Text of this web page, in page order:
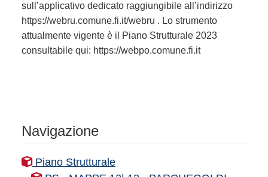
sull’applicativo dedicato raggiungibile all’indirizzo
https://webru.comune.fi.it/webru . Lo strumento
attualmente vigente è il Piano Strutturale 2023
consultabile qui: https://webpo.comune.fi.it
Navigazione
Piano Strutturale